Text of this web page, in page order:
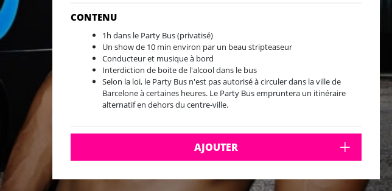
CONTENU
1h dans le Party Bus (privatisé)
Un show de 10 min environ par un beau stripteaseur
Conducteur et musique à bord
Interdiction de boite de l'alcool dans le bus
Selon la loi, le Party Bus n'est pas autorisé à circuler dans la ville de
Barcelone à certaines heures. Le Party Bus empruntera un itinéraire
alternatif en dehors du centre-ville.
AJOUTER